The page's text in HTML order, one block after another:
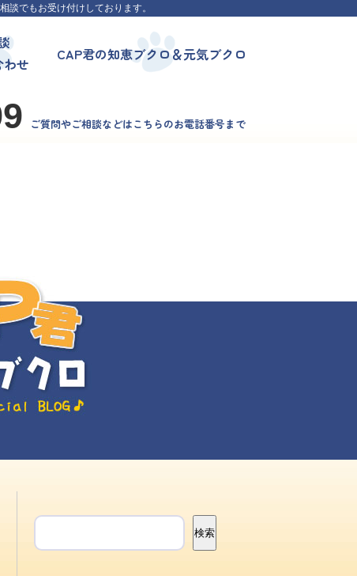
談でもお受け付けしております。
わせ
CAP君の知恵ブクロ＆元気ブクロ
ご質問やご相談などはこちらのお電話番号まで
検索
検索